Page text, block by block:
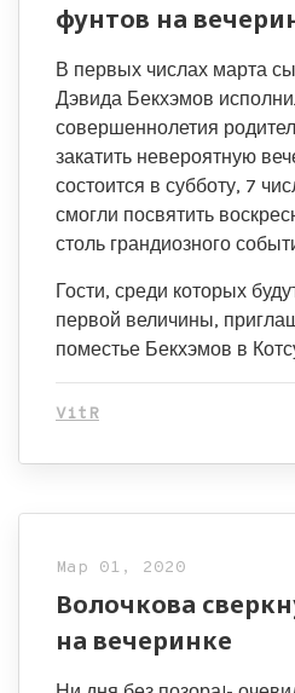
фунтов на
В первых числах марта
Дэвида Бекхэмов
совершеннолетия
закатить невероятную
состоится в субботу, 7
смогли посвятить
столь грандиозного
Гости, среди которых
первой величины,
поместье Бекхэмов в
VitR
Мар 01, 2020
Волочкова
на вечеринке